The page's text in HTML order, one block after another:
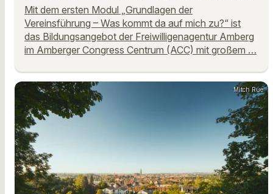
Mit dem ersten Modul „Grundlagen der
Vereinsführung – Was kommt da auf mich zu?“ ist
das Bildungsangebot der Freiwilligenagentur Amberg
im Amberger Congress Centrum (ACC) mit großem …
Mitch Rue